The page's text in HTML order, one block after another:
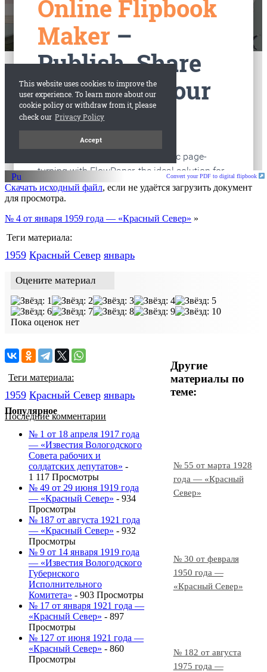
старые газеты
Convert your PDF to digital flipbook
Скачать исходный файл, если не удаётся загрузить документ
для просмотра.
№ 4 от января 1959 года — «Красный Север» »
Теги материала:
1959 Красный Cевер январь
Оцените материал
Пока оценок нет
Другие
материалы по
теме:
№ 55 от марта 1928
года — «Красный
Север»
№ 30 от февраля
1950 года —
«Красный Север»
№ 182 от августа
1975 года —
Теги материала:
1959 Красный Cевер январь
Последние комментарии
Популярное
№ 1 от 18 апреля 1917 года
— «Известия Вологодского
Совета рабочих и
солдатских депутатов» -
1 117 Просмотры
№ 49 от 29 июня 1919 года
— «Красный Север» - 934
Просмотры
№ 187 от августа 1921 года
— «Красный Север» - 932
Просмотры
№ 9 от 14 января 1919 года
— «Известия Вологодского
Губернского
Исполнительного
Комитета» - 903 Просмотры
№ 17 от января 1921 года —
«Красный Север» - 897
Просмотры
№ 127 от июня 1921 года —
«Красный Север» - 860
Просмотры